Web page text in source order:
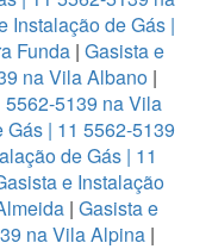
Instalação de Gás |
Funda | Gasista e
na Vila Albano |
5562-5139 na Vila
| 11 5562-5139
de Gás | 11
e Instalação
| Gasista e
na Vila Alpina |